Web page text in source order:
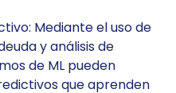
Mediante el uso de
y análisis de
de ML pueden
que aprenden